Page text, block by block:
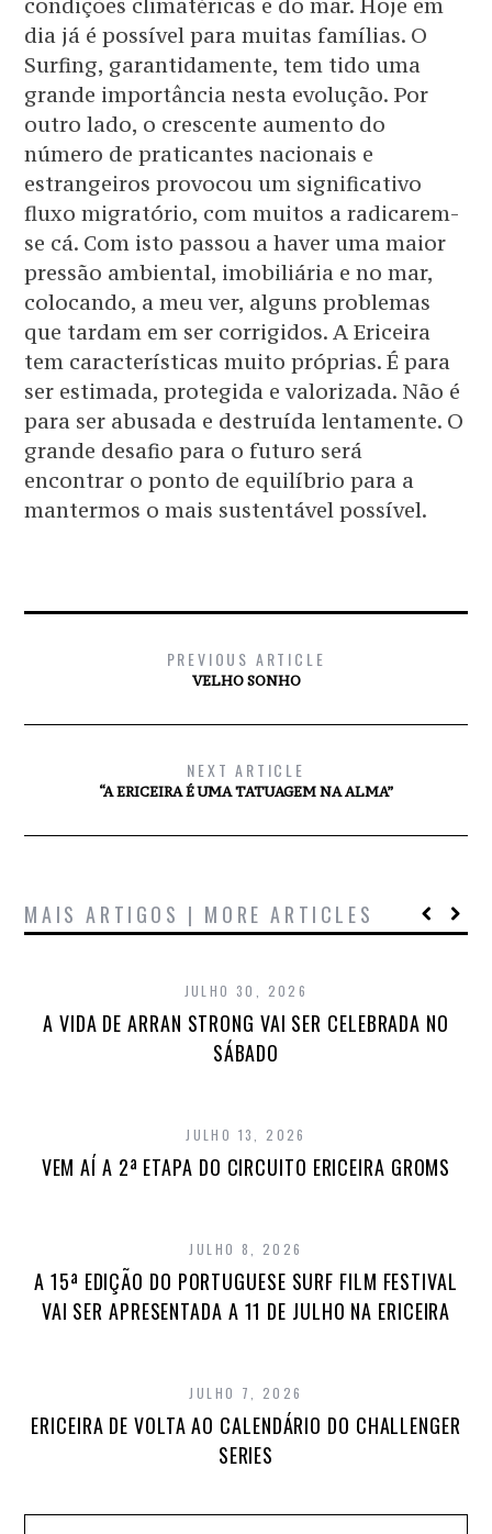
condições climatéricas e do mar. Hoje em
dia já é possível para muitas famílias. O
Surfing, garantidamente, tem tido uma
grande importância nesta evolução. Por
outro lado, o crescente aumento do
número de praticantes nacionais e
estrangeiros provocou um significativo
fluxo migratório, com muitos a radicarem-
se cá. Com isto passou a haver uma maior
pressão ambiental, imobiliária e no mar,
colocando, a meu ver, alguns problemas
que tardam em ser corrigidos. A Ericeira
tem características muito próprias. É para
ser estimada, protegida e valorizada. Não é
para ser abusada e destruída lentamente. O
grande desafio para o futuro será
encontrar o ponto de equilíbrio para a
mantermos o mais sustentável possível.
PREVIOUS ARTICLE
VELHO SONHO
NEXT ARTICLE
“A ERICEIRA É UMA TATUAGEM NA ALMA”
MAIS ARTIGOS | MORE ARTICLES
JULHO 30, 2026
A VIDA DE ARRAN STRONG VAI SER CELEBRADA NO
SÁBADO
JULHO 13, 2026
VEM AÍ A 2ª ETAPA DO CIRCUITO ERICEIRA GROMS
JULHO 8, 2026
A 15ª EDIÇÃO DO PORTUGUESE SURF FILM FESTIVAL
VAI SER APRESENTADA A 11 DE JULHO NA ERICEIRA
JULHO 7, 2026
ERICEIRA DE VOLTA AO CALENDÁRIO DO CHALLENGER
SERIES